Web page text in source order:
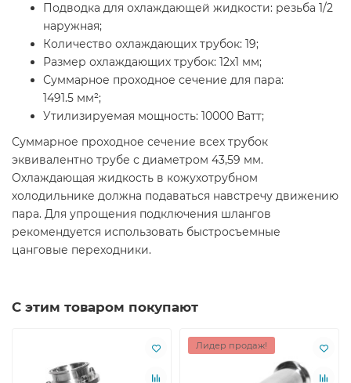
Подводка для охлаждающей жидкости: резьба 1/2
наружная;
Количество охлаждающих трубок: 19;
Размер охлаждающих трубок: 12x1 мм;
Суммарное проходное сечение для пара:
1491.5 мм²;
Утилизируемая мощность: 10000 Ватт;
Суммарное проходное сечение всех трубок
эквивалентно трубе с диаметром 43,59 мм.
Охлаждающая жидкость в кожухотрубном
холодильнике должна подаваться навстречу движению
пара. Для упрощения подключения шлангов
рекомендуется использовать быстросъемные
цанговые переходники.
С этим товаром покупают
Лидер продаж!